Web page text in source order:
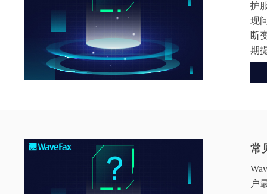
护
现
断
期
常
户